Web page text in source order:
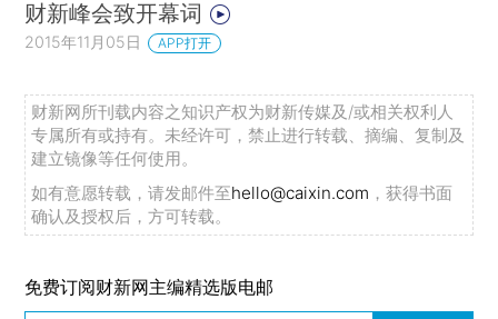
财新峰会致开幕词
2015年11月05日 APP打开
财新网所刊载内容之知识产权为财新传媒及/或相关权利人
专属所有或持有。未经许可，禁止进行转载、摘编、复制及
建立镜像等任何使用。
如有意愿转载，请发邮件至hello@caixin.com ，获得书面
确认及授权后，方可转载。
免费订阅财新网主编精选版电邮